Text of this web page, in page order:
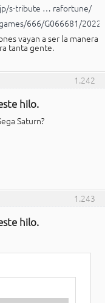
s-tribute … rafortune/
666/G066681/
vayan a ser la manera
tanta gente.
1.242
hilo.
Saturn?
1.243
hilo.